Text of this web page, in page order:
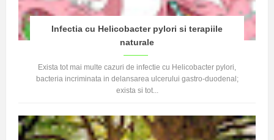
Infectia cu Helicobacter pylori si terapiile
naturale
Exista tot mai multe cazuri de infectie cu Helicobacter pylori,
bacteria incriminata in delansarea ulcerului gastro-duodenal;
exista si tot...